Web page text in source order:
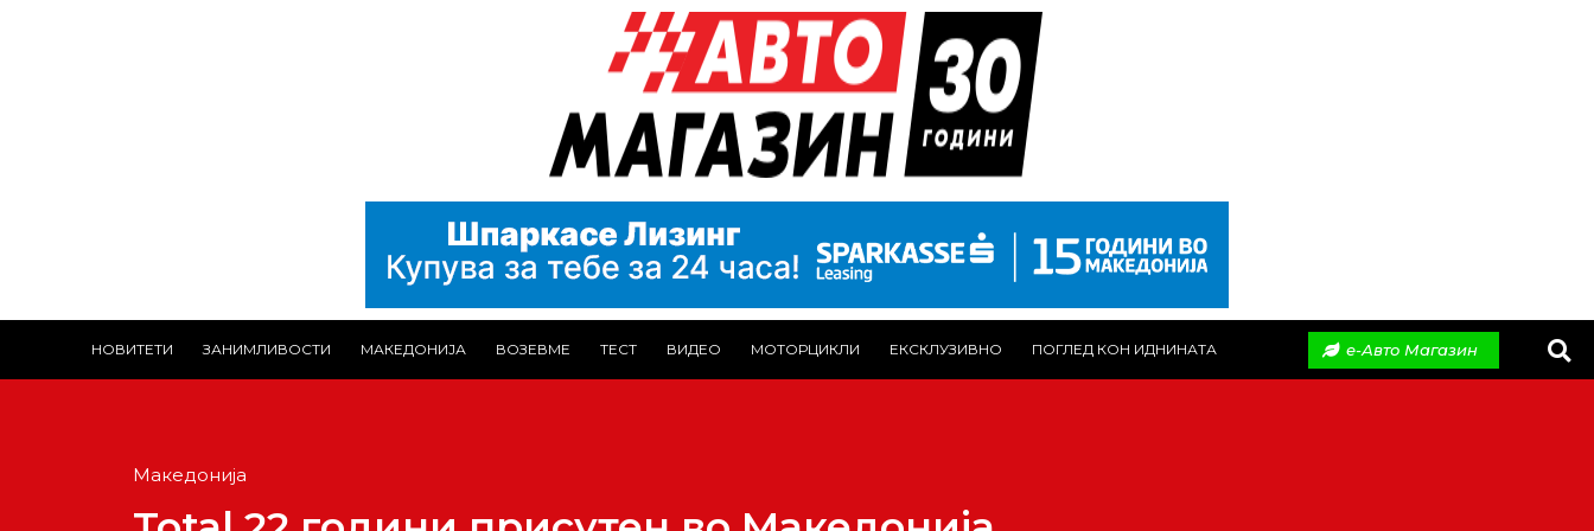
НОВИТЕТИ ЗАНИМЛИВОСТИ МАКЕДОНИЈА ВОЗЕВМЕ ТЕСТ ВИДЕО МОТОРЦИКЛИ ЕКСКЛУЗИВНО ПОГЛЕД КОН ИДНИНАТА е-Авто Магазин
Македонија